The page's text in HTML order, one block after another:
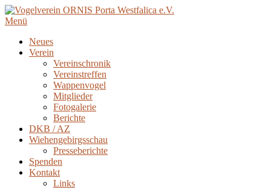
Menü
Neues
Verein
Vereinschronik
Vereinstreffen
Wappenvogel
Mitglieder
Fotogalerie
Berichte
DKB / AZ
Wiehengebirgsschau
Presseberichte
Spenden
Kontakt
Links